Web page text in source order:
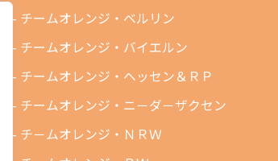
チームオレンジ・ベルリン
チームオレンジ・バイエルン
チームオレンジ・ヘッセン＆ＲＰ
チームオレンジ・ニ－ダ－ザクセン
チ－ムオレンジ・ＮＲＷ